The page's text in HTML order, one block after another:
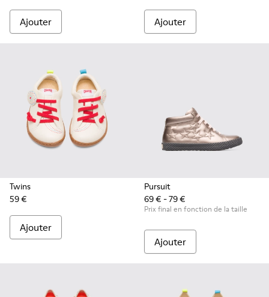
Ajouter Ajouter
Twins
59 €
Ajouter
Pursuit
69 € - 79 €
Prix final en fonction de la taille
Ajouter